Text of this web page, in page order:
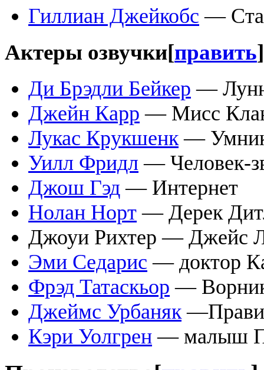
Гиллиан Джейкобс —
Актеры озвучки[править]
Ди Брэдли Бейкер —
Джейн Карр — Мисс
Лукас Крукшенк —
Уилл Фридл — Человек-
Джош Гэд — Интернет
Нолан Норт — Дерек
Джоуи Рихтер — Джейс
Эми Седарис — доктор
Фрэд Татаскьор —
Джеймс Урбаняк
Кэри Уолгрен — малыш